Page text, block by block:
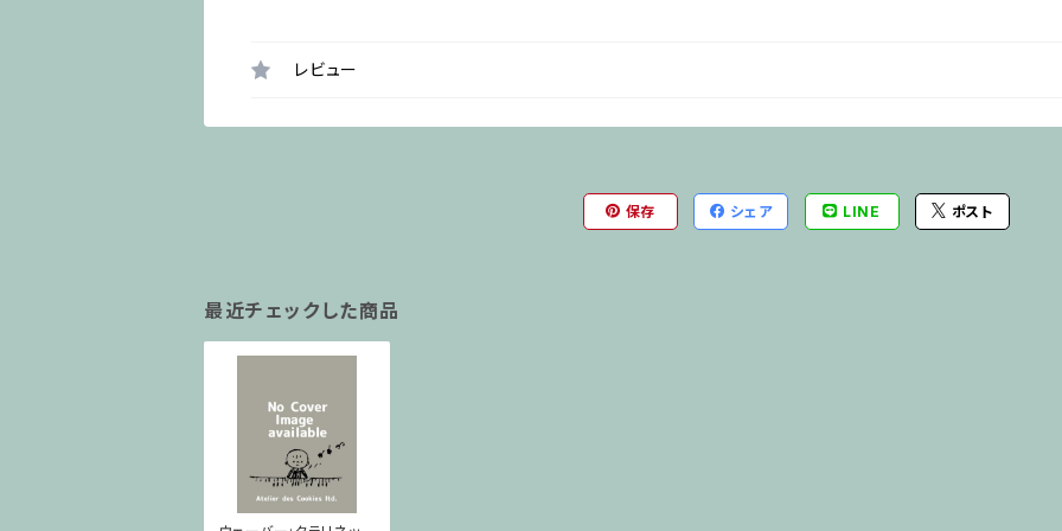
レビュー
保存 シェア LINE ポスト
最近チェックした商品